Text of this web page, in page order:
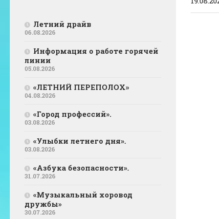
Летний драйв
06.08.2026
Информация о работе горячей
линии
05.08.2026
«ЛЕТНИЙ ПЕРЕПОЛОХ»
04.08.2026
«Город профессий».
03.08.2026
«Улыбки летнего дня».
03.08.2026
«Азбука безопасности».
31.07.2026
«Музыкальный хоровод
дружбы»
30.07.2026